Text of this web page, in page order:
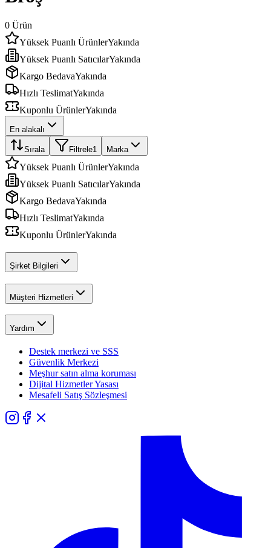
0 Ürün
Yüksek Puanlı ÜrünlerYakında
Yüksek Puanlı SatıcılarYakında
Kargo BedavaYakında
Hızlı TeslimatYakında
Kuponlu ÜrünlerYakında
En alakalı
Sırala Filtrele1 Marka
Yüksek Puanlı ÜrünlerYakında
Yüksek Puanlı SatıcılarYakında
Kargo BedavaYakında
Hızlı TeslimatYakında
Kuponlu ÜrünlerYakında
Şirket Bilgileri
Müşteri Hizmetleri
Yardım
Destek merkezi ve SSS
Güvenlik Merkezi
Meşhur satın alma koruması
Dijital Hizmetler Yasası
Mesafeli Satış Sözleşmesi